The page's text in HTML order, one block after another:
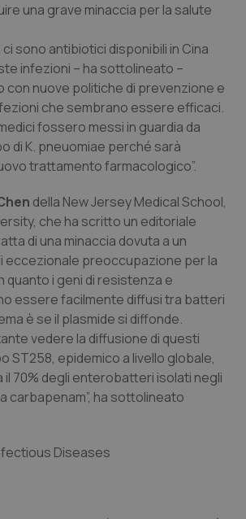
& patologie neurodegenerative
Nutrizione
Cardiologia
Chirurgia
Pediatria
urogenitali
una grave minaccia per la salute
sono antibiotici disponibili in Cina
infezioni – ha sottolineato –
con nuove politiche di prevenzione e
che sembrano essere efficaci.
fossero messi in guardia da
di K. pneuomiae perché sarà
trattamento farmacologico”.
della New Jersey Medical School,
che ha scritto un editoriale
di una minaccia dovuta a un
eccezionale preoccupazione per la
quanto i geni di resistenza e
essere facilmente diffusi tra batteri
è se il plasmide si diffonde.
vedere la diffusione di questi
ST258, epidemico a livello globale,
70% degli enterobatteri isolati negli
carbapenam”, ha sottolineato
Diseases